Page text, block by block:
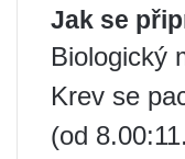
Jak se
Biologický
Krev se
(od